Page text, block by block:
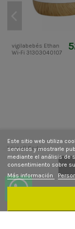
vigilabebés Ethan
Wi-Fi 31303040107
Laura&Carla
Este sitio web utiliza
servicios y mostrarle
mediante el análisis de
consentimiento sobre
Más información
Newsletter